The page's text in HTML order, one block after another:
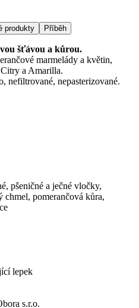
produkty Příběh
šťávou a kůrou.
marmelády a květin,
a Amarilla.
nefiltrované, nepasterizované.
pšeničné a ječné vločky,
chmel, pomerančová kůra,
lepek
s.r.o.